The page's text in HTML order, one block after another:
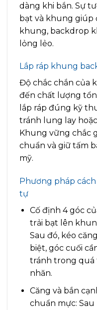
dàng khi bắn. Sự
bạt và khung giúp
khung, backdrop
lỏng lẻo.
Lắp ráp khung
Độ chắc chắn của
đến chất lượng
lắp ráp đúng kỹ
tránh lung lay
Khung vững chắc
chuẩn và giữ tấm
mỹ.
Phương pháp
tự
Cố định 4 góc
trải bạt lên
Sau đó, kéo
biệt, góc cuối
tránh trong quá
nhăn.
Căng và bắn
chuẩn mực: Sau